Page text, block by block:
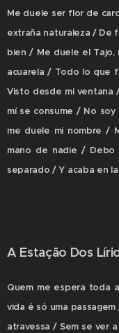
Me duele ser flor de
extraña naturaleza / De
bien / Me duele el Tajo,
acuarela / Todo lo que
Visto desde mi ventana
mí se consume / No
me duele mi nombre /
mano de nadie / Debo
separado / Y acaba en
A Estação Dos
Quem me espera toda
vida é só uma
atravessa / Sem se ver